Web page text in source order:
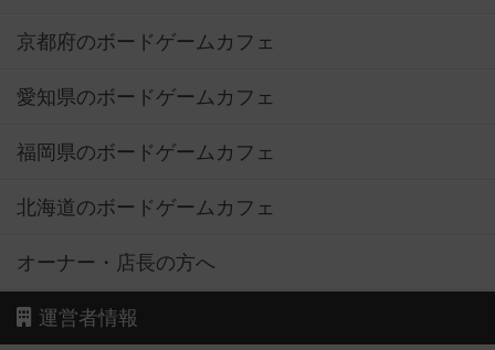
京都府のボードゲームカフェ
愛知県のボードゲームカフェ
福岡県のボードゲームカフェ
北海道のボードゲームカフェ
オーナー・店長の方へ
運営者情報